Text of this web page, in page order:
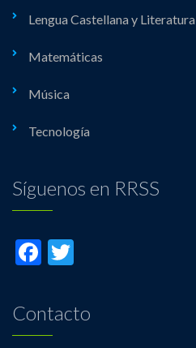
Lengua Castellana y Literatura
Matemáticas
Música
Tecnología
Síguenos en RRSS
Facebook
Contacto